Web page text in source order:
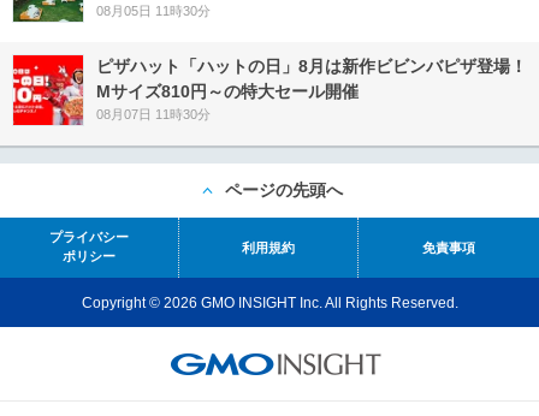
08月05日 11時30分
ピザハット「ハットの日」8月は新作ビビンバピザ登場！
Mサイズ810円～の特大セール開催
08月07日 11時30分
ページの先頭へ
プライバシー
ポリシー
利用規約 免責事項
Copyright © 2026 GMO INSIGHT Inc. All Rights Reserved.